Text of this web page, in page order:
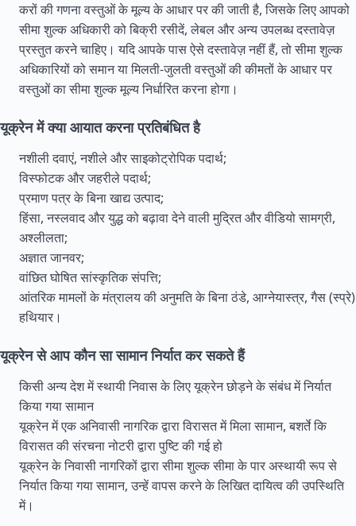
करों की गणना वस्तुओं के मूल्य के आधार पर की जाती है, जिसके लिए आपको
सीमा शुल्क अधिकारी को बिक्री रसीदें, लेबल और अन्य उपलब्ध दस्तावेज़
प्रस्तुत करने चाहिए। यदि आपके पास ऐसे दस्तावेज़ नहीं हैं, तो सीमा शुल्क
अधिकारियों को समान या मिलती-जुलती वस्तुओं की कीमतों के आधार पर
वस्तुओं का सीमा शुल्क मूल्य निर्धारित करना होगा।
यूक्रेन में क्या आयात करना प्रतिबंधित है
नशीली दवाएं, नशीले और साइकोट्रोपिक पदार्थ;
विस्फोटक और जहरीले पदार्थ;
प्रमाण पत्र के बिना खाद्य उत्पाद;
हिंसा, नस्लवाद और युद्ध को बढ़ावा देने वाली मुद्रित और वीडियो सामग्री,
अश्लीलता;
अज्ञात जानवर;
वांछित घोषित सांस्कृतिक संपत्ति;
आंतरिक मामलों के मंत्रालय की अनुमति के बिना ठंडे, आग्नेयास्त्र, गैस (स्प्रे)
हथियार।
यूक्रेन से आप कौन सा सामान निर्यात कर सकते हैं
किसी अन्य देश में स्थायी निवास के लिए यूक्रेन छोड़ने के संबंध में निर्यात
किया गया सामान
यूक्रेन में एक अनिवासी नागरिक द्वारा विरासत में मिला सामान, बशर्ते कि
विरासत की संरचना नोटरी द्वारा पुष्टि की गई हो
यूक्रेन के निवासी नागरिकों द्वारा सीमा शुल्क सीमा के पार अस्थायी रूप से
निर्यात किया गया सामान, उन्हें वापस करने के लिखित दायित्व की उपस्थिति
में।